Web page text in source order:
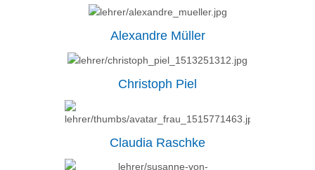
Alexandre Müller
Christoph Piel
Claudia Raschke